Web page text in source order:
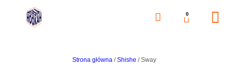
0
Strona główna/Shishe / Sway